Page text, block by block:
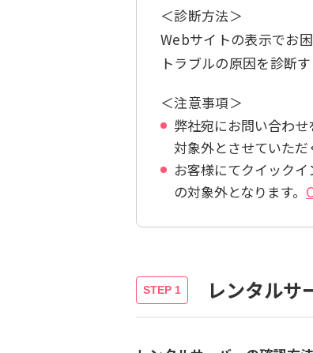
＜診断方法＞
Webサイトの表示でお
トラブルの原因を診断
＜注意事項＞
弊社宛にお問い合わ
対象外とさせていただ
お客様にてクイック
の対象外となります。
レンタルサ